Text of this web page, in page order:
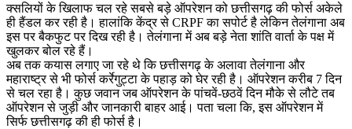
क्सलियों के खिलाफ चल रहे सबसे बड़े ऑपरेशन को छत्तीसगढ़ की फोर्स अकेले
ही हैंडल कर रही है। हालांकि केंद्र से CRPF का सपोर्ट है लेकिन तेलंगाना अब
इस पर बैकफुट पर दिख रही है। तेलंगाना में अब बड़े नेता शांति वार्ता के पक्ष में
खुलकर बोल रहे हैं।
अब तक कयास लगाए जा रहे थे कि छत्तीसगढ़ के अलावा तेलंगाना और
महाराष्ट्र से भी फोर्स कर्रेगुट्टा के पहाड़ को घेर रही है। ऑपरेशन करीब 7 दिन
से चल रहा है। कुछ जवान जब ऑपरेशन के पांचवें-छठवें दिन मौके से लौटे तब
ऑपरेशन से जुड़ी और जानकारी बाहर आई। पता चला कि, इस ऑपरेशन में
सिर्फ छत्तीसगढ़ की ही फोर्स है।